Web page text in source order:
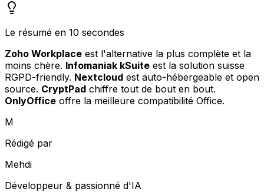
Le résumé en 10 secondes
Zoho Workplace est l'alternative la plus complète et la
moins chère. Infomaniak kSuite est la solution suisse
RGPD-friendly. Nextcloud est auto-hébergeable et open
source. CryptPad chiffre tout de bout en bout.
OnlyOffice offre la meilleure compatibilité Office.
M
Rédigé par
Mehdi
Développeur & passionné d'IA